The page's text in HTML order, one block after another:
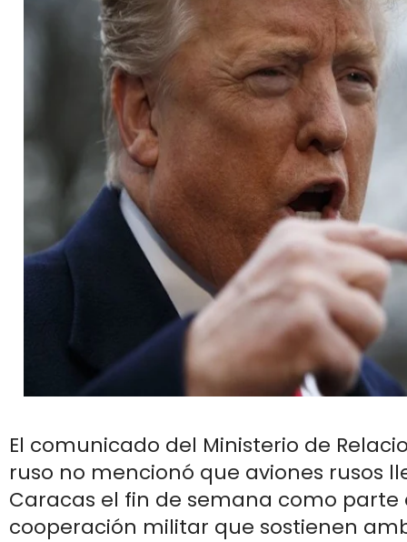
El comunicado del Ministerio de
ruso no mencionó que aviones rusos
Caracas el fin de semana como parte
cooperación militar que sostienen